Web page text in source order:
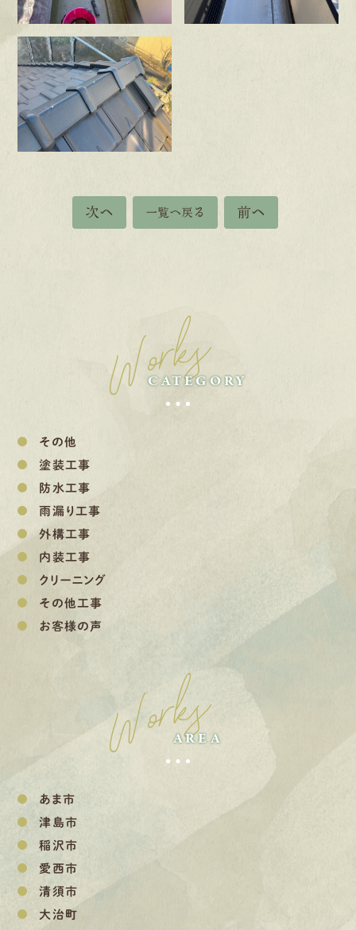
次へ 一覧へ戻る 前へ
Works
CATEGORY
その他
塗装工事
防水工事
雨漏り工事
外構工事
内装工事
クリーニング
その他工事
お客様の声
Works
AREA
あま市
津島市
稲沢市
愛西市
清須市
大治町